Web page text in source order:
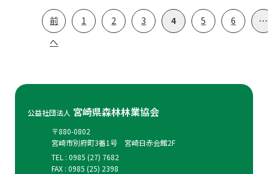
ー
前
へ
1 2 3 4 5 6 …
公益社団法人 宮崎県森林林業協会
〒880-0802
宮崎市別府町3番1号 宮崎日赤会館2F
TEL : 0985 (27) 7682
FAX : 0985 (25) 2398